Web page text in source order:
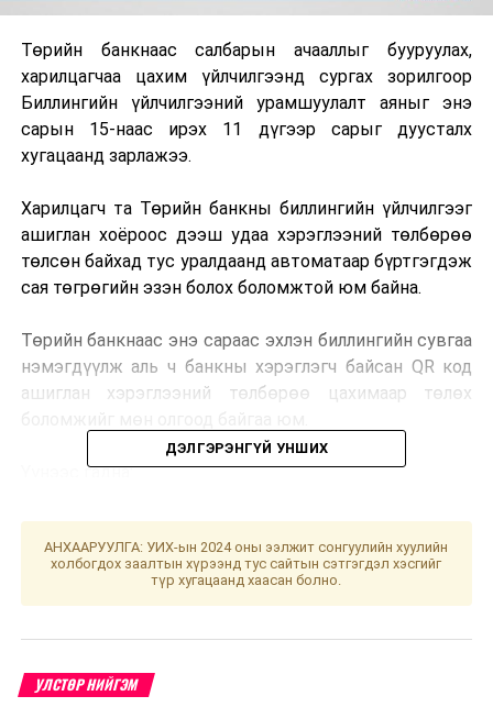
Төрийн банкнаас салбарын ачааллыг бууруулах,
харилцагчаа цахим үйлчилгээнд сургах зорилгоор
Биллингийн үйлчилгээний урамшуулалт аяныг энэ
сарын 15-наас ирэх 11 дүгээр сарыг дуусталх
хугацаанд зарлажээ.
Харилцагч та Төрийн банкны биллингийн үйлчилгээг
ашиглан хоёроос дээш удаа хэрэглээний төлбөрөө
төлсөн байхад тус уралдаанд автоматаар бүртгэгдэж
сая төгрөгийн эзэн болох боломжтой юм байна.
Төрийн банкнаас энэ сараас эхлэн биллингийн сувгаа
нэмэгдүүлж аль ч банкны хэрэглэгч байсан QR код
ашиглан хэрэглээний төлбөрөө цахимаар төлөх
Үүнээс гадна:
төлөх боломжтой бөгөөд НӨАТ-н баримтаа
бүртгэлтэй цахим шуудангаараа авч болох аж.
Төрийн банкны өөр ойрхон салбарт нэг удаа
холбуулсан данснаасаа тогтсон хугацаанд
“АВТОМАТ
ДЭЛГЭРЭНГҮЙ УНШИХ
АНХААРУУЛГА: УИХ-ын 2024 оны ээлжит сонгуулийн хуулийн
холбогдох заалтын хүрээнд тус сайтын сэтгэгдэл хэсгийг
түр хугацаанд хаасан болно.
УЛСТӨР НИЙГЭМ